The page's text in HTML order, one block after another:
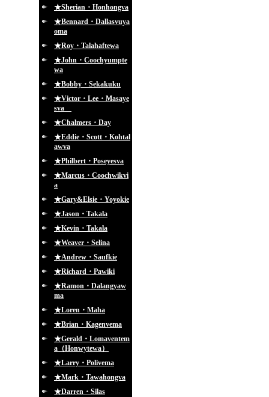
★Sherian・Honhongva
★Bennard・Dallasvuya
oma
★Roy・Talahaftewa
★John・Coochyumpte
wa
★Bobby・Sekakuku
★Victor・Lee・Masaye
sva
★Chalmers・Day
★Eddie・Scott・Kohtal
awva
★Philbert・Poseyesva
★Marcus・Coochwikvi
a
★Gary&Elsie・Yoyokie
★Jason・Takala
★Kevin・Takala
★Weaver・Selina
★Andrew・Saufkie
★Richard・Pawiki
★Ramon・Dalangyaw
ma
★Loren・Maha
★Brian・Kagenvema
★Gerald・Lomaventem
a（Honwytewa）
★Larry・Polivema
★Mark・Tawahongva
★Darren・Silas